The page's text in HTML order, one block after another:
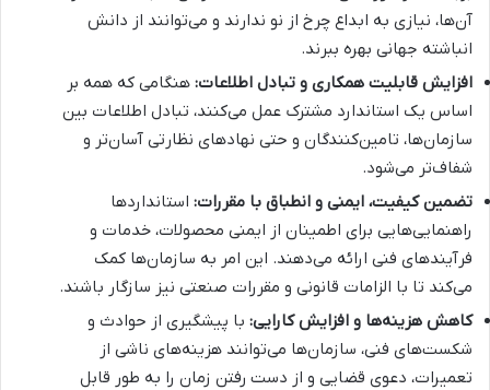
آن‌ها، نیازی به ابداع چرخ از نو ندارند و می‌توانند از دانش
انباشته جهانی بهره ببرند.
افزایش قابلیت همکاری و تبادل اطلاعات: هنگامی که همه بر
اساس یک استاندارد مشترک عمل می‌کنند، تبادل اطلاعات بین
سازمان‌ها، تامین‌کنندگان و حتی نهادهای نظارتی آسان‌تر و
شفاف‌تر می‌شود.
تضمین کیفیت، ایمنی و انطباق با مقررات: استانداردها
راهنمایی‌هایی برای اطمینان از ایمنی محصولات، خدمات و
فرآیندهای فنی ارائه می‌دهند. این امر به سازمان‌ها کمک
می‌کند تا با الزامات قانونی و مقررات صنعتی نیز سازگار باشند.
کاهش هزینه‌ها و افزایش کارایی: با پیشگیری از حوادث و
شکست‌های فنی، سازمان‌ها می‌توانند هزینه‌های ناشی از
تعمیرات، دعوی قضایی و از دست رفتن زمان را به طور قابل